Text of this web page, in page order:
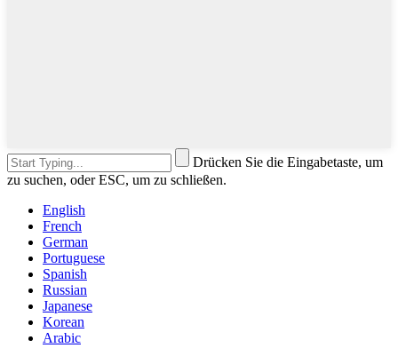
Drücken Sie die Eingabetaste, um
zu suchen, oder ESC, um zu schließen.
English
French
German
Portuguese
Spanish
Russian
Japanese
Korean
Arabic